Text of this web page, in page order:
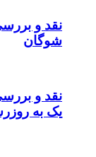
نقد و
شوگان
یک به